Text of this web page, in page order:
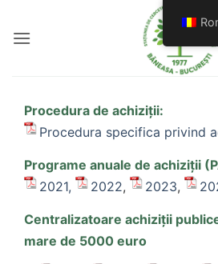
content
Procedura de achiziții:
Procedura specifica privind
Programe anuale de achiziții
2021,
2022, 2023,
Centralizatoare achiziții
mare de 5000 euro